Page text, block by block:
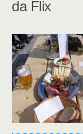
da Flix